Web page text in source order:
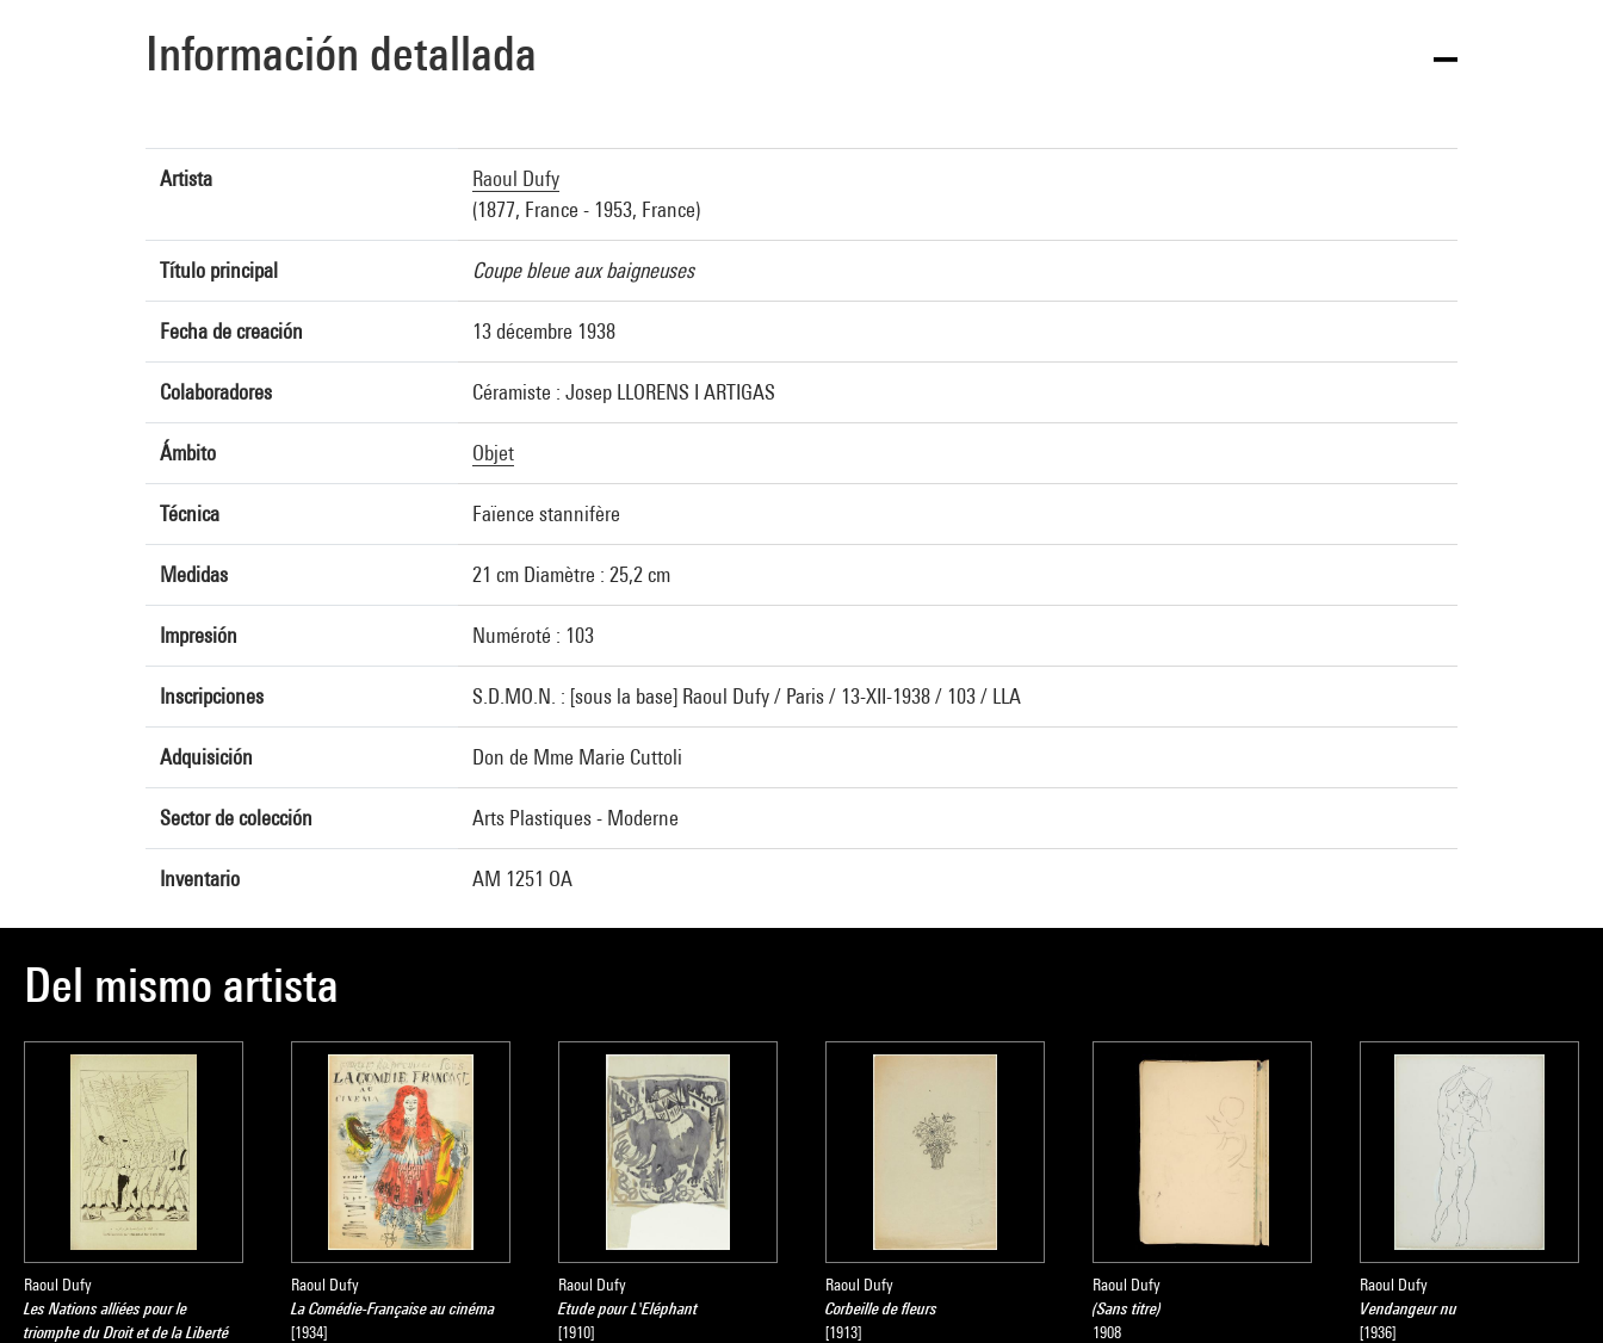
Información detallada
Artista
Raoul Dufy
(1877, France - 1953, France)
Título principal Coupe bleue aux baigneuses
Fecha de creación 13 décembre 1938
Colaboradores Céramiste : Josep LLORENS I ARTIGAS
Ámbito Objet
Técnica Faïence stannifère
Medidas 21 cm Diamètre : 25,2 cm
Impresión Numéroté : 103
Inscripciones S.D.MO.N. : [sous la base] Raoul Dufy / Paris / 13-XII-1938 / 103 / LLA
Adquisición Don de Mme Marie Cuttoli
Sector de colección Arts Plastiques - Moderne
Inventario AM 1251 OA
Del mismo artista
Raoul Dufy
Les Nations alliées pour le
triomphe du Droit et de la Liberté
Raoul Dufy
La Comédie-Française au cinéma
[1934]
Raoul Dufy
Etude pour L'Eléphant
[1910]
Raoul Dufy
Corbeille de fleurs
[1913]
Raoul Dufy
(Sans titre)
1908
Raoul Dufy
Vendangeur nu
[1936]